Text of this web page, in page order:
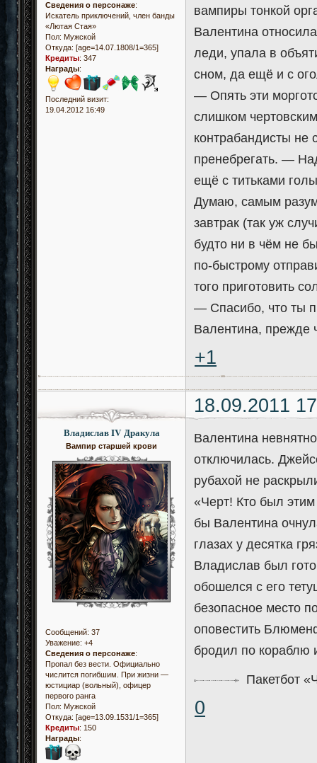
Сведения о персонаже:
Искатель приключений, член банды
«Лютая Стая»
Пол: Мужской
Откуда: [age=14.07.1808/1=365]
Кредиты: 347
Награды:
Последний визит:
19.04.2012 16:49
вампиры тонкой
Валентина
леди, упала в
сном, да ещё и с
— Опять эти
слишком
контрабандисты не
пренебрегать. —
ещё с титьками
Думаю, самым
завтрак (так уж
будто ни в чём не
по-быстрому
того приготовить
— Спасибо, что ты
Валентина, прежде
+1
18.09.2011
Владислав IV Дракула
Вампир старшей крови
Сообщений: 37
Уважение: +4
Сведения о персонаже:
Пропал без вести. Официально
числится погибшим. При жизни —
юстициар (вольный), офицер
первого ранга
Пол: Мужской
Откуда: [age=13.09.1531/1=365]
Кредиты: 150
Награды:
Валентина
отключилась.
рубахой не
«Черт! Кто был
бы Валентина
глазах у десятка
Владислав был
обошелся с его
безопасное место
оповестить
бродил по кораблю
Пакетбот
0